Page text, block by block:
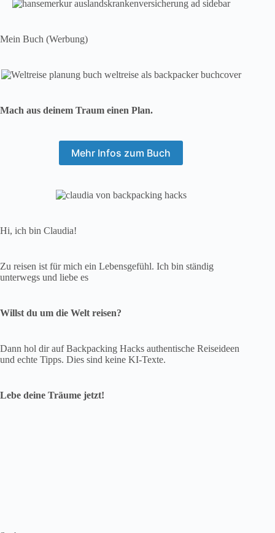
Mein Buch (Werbung)
Mach aus deinem Traum einen Plan.
Mehr Infos zum Buch
Hi, ich bin Claudia!
Zu reisen ist für mich ein Lebensgefühl. Ich bin ständig
unterwegs und liebe es
Willst du um die Welt reisen?
Dann hol dir auf Backpacking Hacks authentische Reiseideen
und echte Tipps. Dies sind keine KI-Texte.
Lebe deine Träume jetzt!